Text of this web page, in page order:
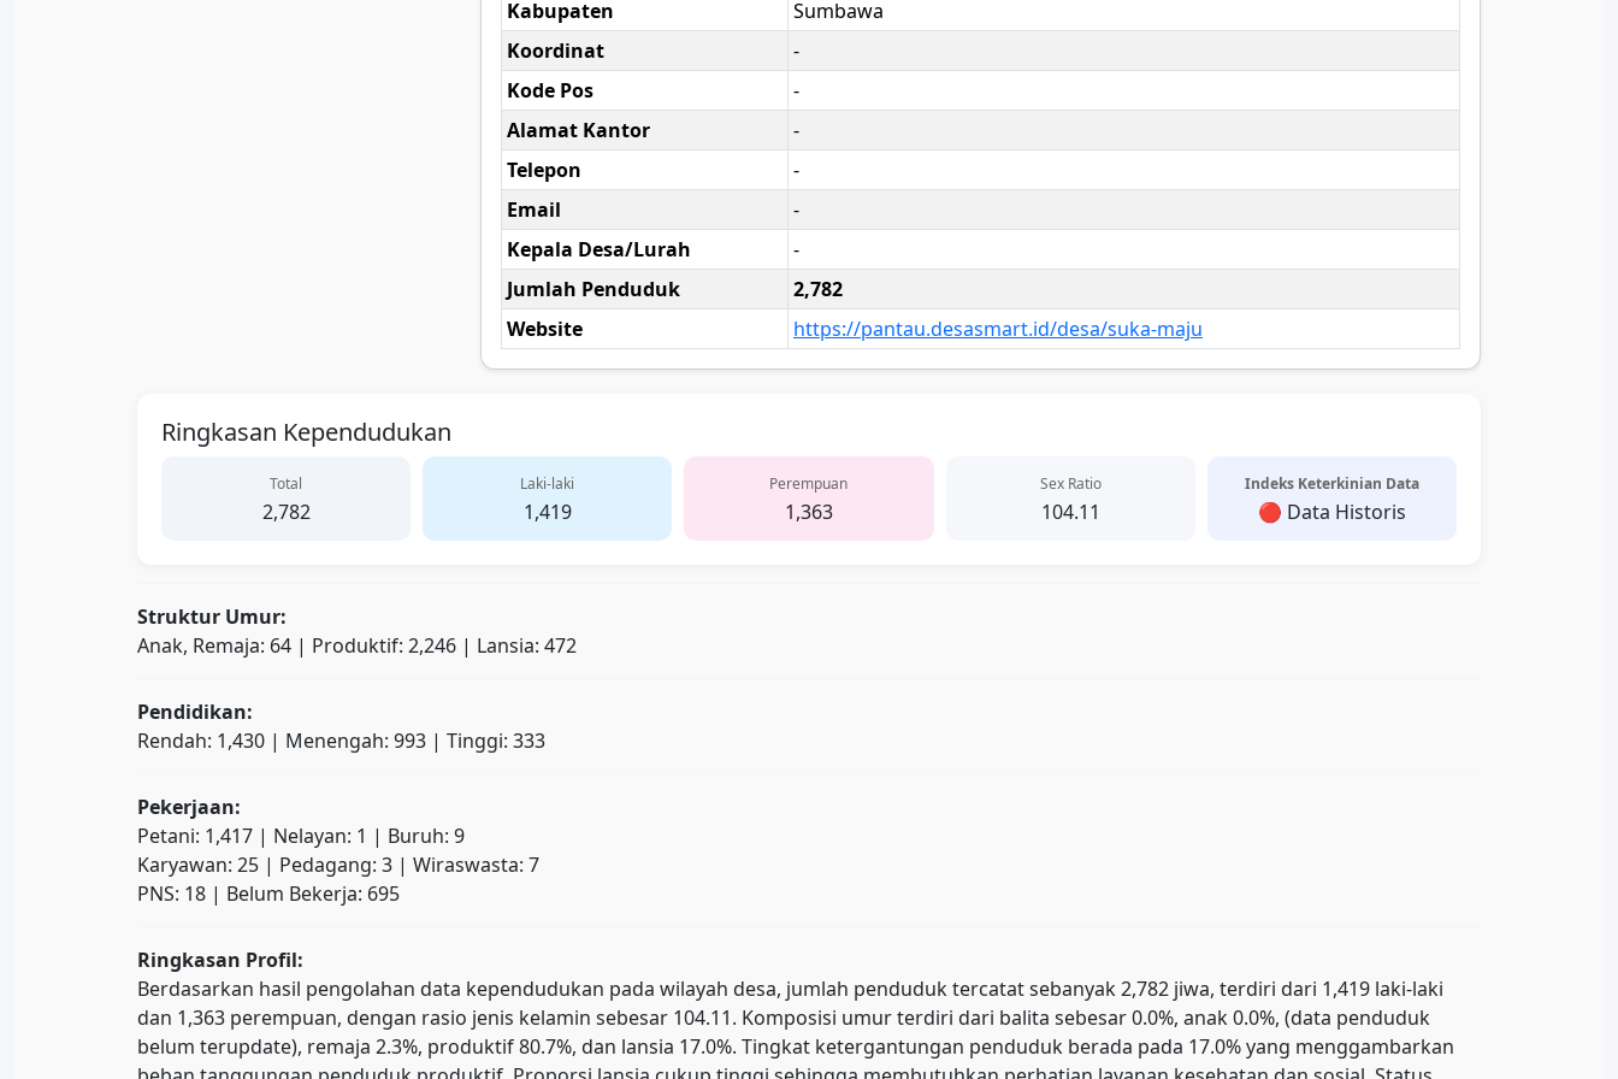
Kabupaten
Sumbawa
Koordinat
-
Kode Pos
-
Alamat Kantor
-
Telepon
-
Email
-
Kepala Desa/Lurah
-
Jumlah Penduduk
2,782
Website
https://pantau.desasmart.id/desa/suka-maju
Ringkasan Kependudukan
Total
2,782
Laki-laki
1,419
Perempuan
1,363
Sex Ratio
104.11
Indeks Keterkinian Data
🔴 Data Historis
Struktur Umur:
Anak, Remaja: 64 | Produktif: 2,246 | Lansia: 472
Pendidikan:
Rendah: 1,430 | Menengah: 993 | Tinggi: 333
Pekerjaan:
Petani: 1,417 | Nelayan: 1 | Buruh: 9
Karyawan: 25 | Pedagang: 3 | Wiraswasta: 7
PNS: 18 | Belum Bekerja: 695
Ringkasan Profil:
Berdasarkan hasil pengolahan data kependudukan pada wilayah desa, jumlah penduduk tercatat sebanyak 2,782 jiwa, terdiri dari 1,419 laki-laki
dan 1,363 perempuan, dengan rasio jenis kelamin sebesar 104.11. Komposisi umur terdiri dari balita sebesar 0.0%, anak 0.0%, (data penduduk
belum terupdate), remaja 2.3%, produktif 80.7%, dan lansia 17.0%. Tingkat ketergantungan penduduk berada pada 17.0% yang menggambarkan